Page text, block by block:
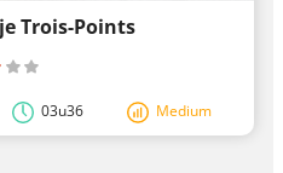
Trois-Points
03u36 Medium